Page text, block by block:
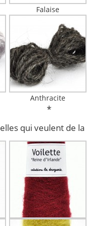
Falaise
Anthracite
*
qui veulent de